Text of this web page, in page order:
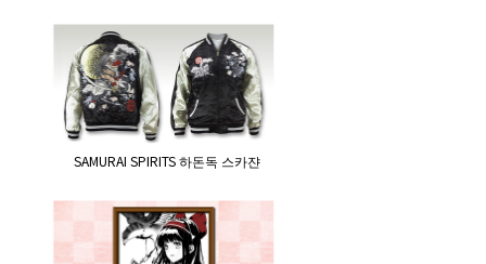
SAMURAI SPIRITS 하돈독 스카쟌